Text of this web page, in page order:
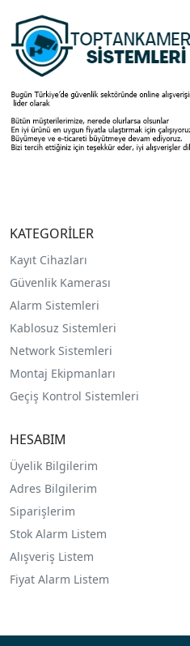
KATEGORİLER
Kayıt Cihazları
Güvenlik Kamerası
Alarm Sistemleri
Kablosuz Sistemleri
Network Sistemleri
Montaj Ekipmanları
Geçiş Kontrol Sistemleri
HESABIM
Üyelik Bilgilerim
Adres Bilgilerim
Siparişlerim
Stok Alarm Listem
Alışveriş Listem
Fiyat Alarm Listem